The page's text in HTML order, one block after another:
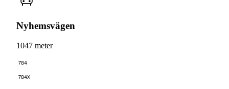
Nyhemsvägen
1047 meter
784
784X